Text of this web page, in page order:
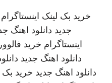
خرید بک لینک اینستاگرام
جدید دانلود اهنگ
اینستاگرام خرید
دانلود اهنگ جدید
دانلود اهنگ جدید خرید بک